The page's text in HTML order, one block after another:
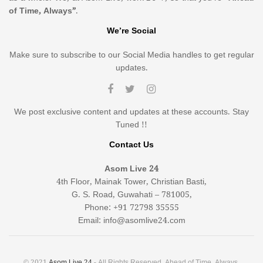
of Time, Always”.
We’re Social
Make sure to subscribe to our Social Media handles to get regular
updates.
We post exclusive content and updates at these accounts. Stay
Tuned !!
Contact Us
Asom Live 24
4th Floor, Mainak Tower, Christian Basti,
G. S. Road, Guwahati – 781005,
Phone: +91 72798 35555
Email: info@asomlive24.com